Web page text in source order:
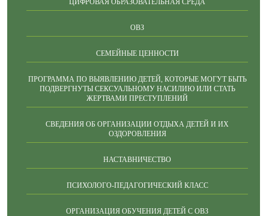
ЦИФРОВАЯ ОБРАЗОВАТЕЛЬНАЯ СРЕДА
ОВЗ
СЕМЕЙНЫЕ ЦЕННОСТИ
ПРОГРАММА ПО ВЫЯВЛЕНИЮ ДЕТЕЙ, КОТОРЫЕ МОГУТ БЫТЬ
ПОДВЕРГНУТЫ СЕКСУАЛЬНОМУ НАСИЛИЮ ИЛИ СТАТЬ
ЖЕРТВАМИ ПРЕСТУПЛЕНИЙ
СВЕДЕНИЯ ОБ ОРГАНИЗАЦИИ ОТДЫХА ДЕТЕЙ И ИХ
ОЗДОРОВЛЕНИЯ
НАСТАВНИЧЕСТВО
ПСИХОЛОГО-ПЕДАГОГИЧЕСКИЙ КЛАСС
ОРГАНИЗАЦИЯ ОБУЧЕНИЯ ДЕТЕЙ С ОВЗ